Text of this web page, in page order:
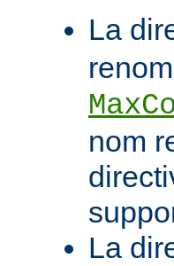
La
nom
La